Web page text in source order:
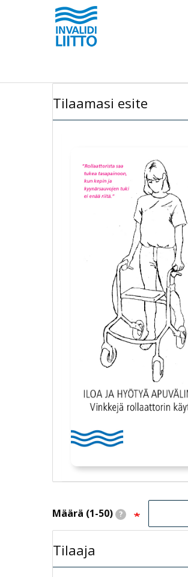
pääsisältöön
e
g
a
n
u
Tilaamasi esite
Määrä (1-50) ?
Tilaaja